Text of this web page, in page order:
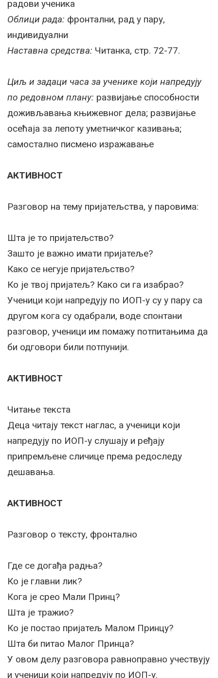
радови ученика
Облици рада: фронтални, рад у пару,
индивидуални
Наставна средства: Читанка, стр. 72-77.
Циљ и задаци часа за ученике који напредују
по редовном плану: развијање способности
доживљавања књижевног дела; развијање
осећаја за лепоту уметничког казивања;
самостално писмено изражавање
АКТИВНОСТ
Разговор на тему пријатељства, у паровима:
Шта је то пријатељство?
Зашто је важно имати пријатеље?
Како се негује пријатељство?
Ко је твој пријатељ? Како си га изабрао?
Ученици који напредују по ИОП-у су у пару са
другом кога су одабрали, воде спонтани
разговор, ученици им помажу потпитањима да
би одговори били потпунији.
АКТИВНОСТ
Читање текста
Деца читају текст наглас, а ученици који
напредују по ИОП-у слушају и ређају
припремљене сличице према редоследу
дешавања.
АКТИВНОСТ
Разговор о тексту, фронтално
Где се догађа радња?
Ко је главни лик?
Кога је срео Мали Принц?
Шта је тражио?
Ко је постао пријатељ Малом Принцу?
Шта би питао Малог Принца?
У овом делу разговора равноправно учествују
и ученици који напредују по ИОП-у.